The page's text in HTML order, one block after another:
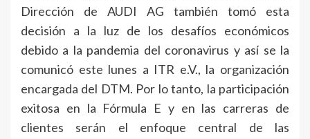
Dirección de AUDI AG también tomó esta
decisión a la luz de los desafíos económicos
debido a la pandemia del coronavirus y así se la
comunicó este lunes a ITR e.V., la organización
encargada del DTM. Por lo tanto, la participación
exitosa en la Fórmula E y en las carreras de
clientes serán el enfoque central de las